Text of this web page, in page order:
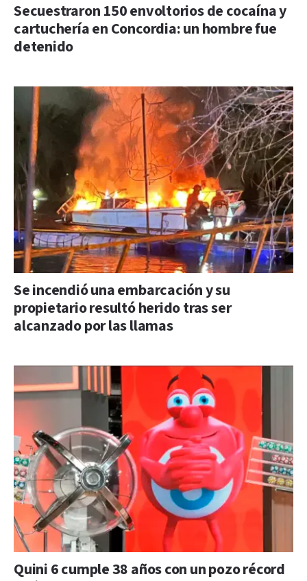
Secuestraron 150 envoltorios de cocaína y
cartuchería en Concordia: un hombre fue
detenido
Se incendió una embarcación y su
propietario resultó herido tras ser
alcanzado por las llamas
Quini 6 cumple 38 años con un pozo récord